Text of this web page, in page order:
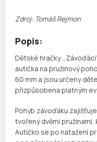
Zdroj: Tomáš Rejmon
Popis:
Dětské hračky
autíčka na pružinový
60 mm a jsou určeny
přizpůsobena platným
Pohyb závoďáku
tvořený dvěmi pružinami,
Autíčko se po natažení